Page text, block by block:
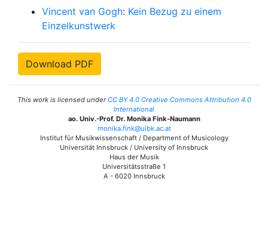
Vincent van Gogh: Kein Bezug zu einem
Einzelkunstwerk
Download PDF
This work is licensed underCC BY 4.0 Creative Commons Attribution 4.0
International
ao. Univ.-Prof. Dr. Monika Fink-Naumann
monika.fink@uibk.ac.at
Institut für Musikwissenschaft / Department of Musicology
Universität Innsbruck / University of Innsbruck
Haus der Musik
Universitätsstraße 1
A - 6020 Innsbruck